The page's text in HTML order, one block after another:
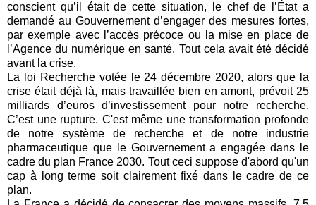
conscient qu’il était de cette situation, le chef de l’État a
demandé au Gouvernement d’engager des mesures fortes,
par exemple avec l’accès précoce ou la mise en place de
l’Agence du numérique en santé. Tout cela avait été décidé
avant la crise.
La loi Recherche votée le 24 décembre 2020, alors que la
crise était déjà là, mais travaillée bien en amont, prévoit 25
milliards d’euros d’investissement pour notre recherche.
C’est une rupture. C'est même une transformation profonde
de notre système de recherche et de notre industrie
pharmaceutique que le Gouvernement a engagée dans le
cadre du plan France 2030. Tout ceci suppose d'abord qu'un
cap à long terme soit clairement fixé dans le cadre de ce
plan.